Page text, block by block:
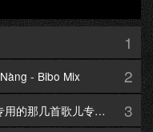
1
- Bibo Mix 2
Dj金诚-国粤语ProgHouse音乐啵啵子专用的那几首歌儿专辑172Mix串烧 3